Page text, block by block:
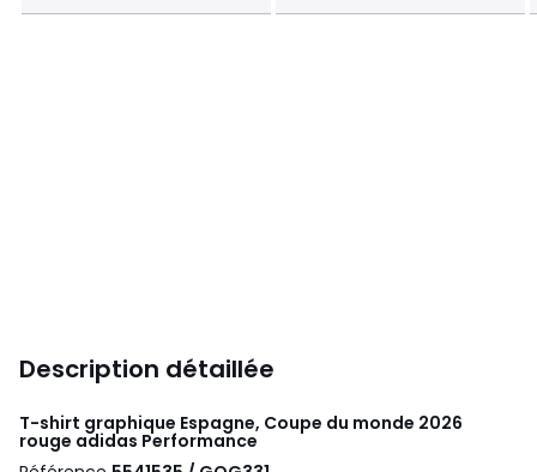
Description détaillée
T-shirt graphique Espagne, Coupe du monde 2026
rouge adidas Performance